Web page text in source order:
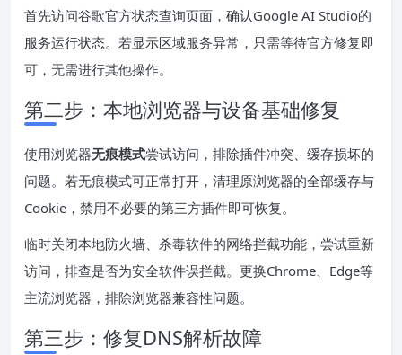
首先访问谷歌官方状态查询页面，确认Google AI Studio的
服务运行状态。若显示区域服务异常，只需等待官方修复即
可，无需进行其他操作。
第二步：本地浏览器与设备基础修复
使用浏览器无痕模式尝试访问，排除插件冲突、缓存损坏的
问题。若无痕模式可正常打开，清理原浏览器的全部缓存与
Cookie，禁用不必要的第三方插件即可恢复。
临时关闭本地防火墙、杀毒软件的网络拦截功能，尝试重新
访问，排查是否为安全软件误拦截。更换Chrome、Edge等
主流浏览器，排除浏览器兼容性问题。
第三步：修复DNS解析故障